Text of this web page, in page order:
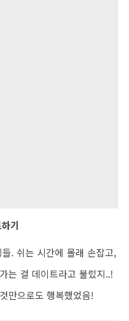
기
. 쉬는 시간에 몰래 손잡고,
는 걸 데이트라고 불렀지..!
만으로도 행복했었음!